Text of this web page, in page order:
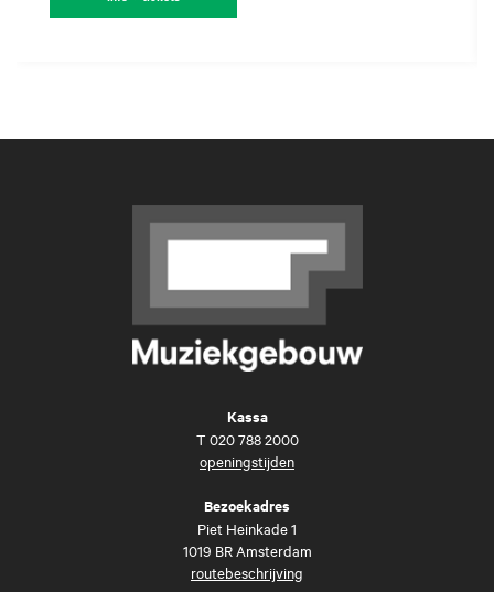
Kassa
T 020 788 2000
openingstijden
Bezoekadres
Piet Heinkade 1
1019 BR Amsterdam
routebeschrijving